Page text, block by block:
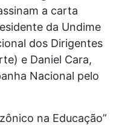
a carta
da Undime
dos Dirigentes
e Daniel Cara,
Nacional pelo
na Educação”